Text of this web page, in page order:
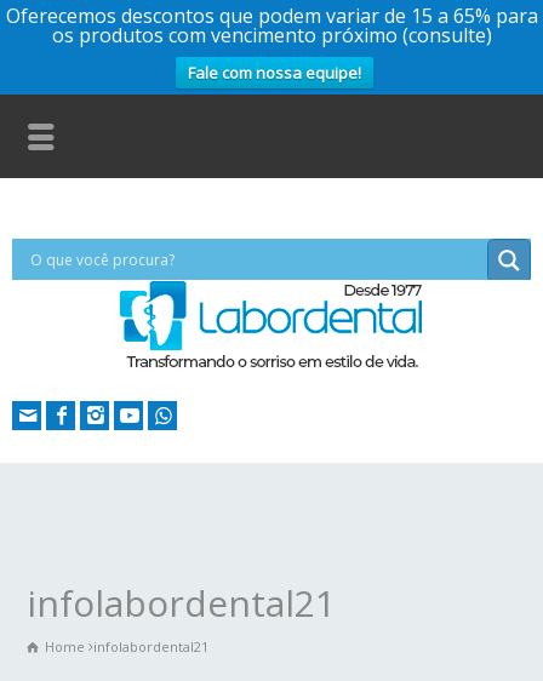
Oferecemos descontos que podem variar de 15 a 65% para
os produtos com vencimento próximo (consulte)
Fale com nossa equipe!
infolabordental21
Home infolabordental21